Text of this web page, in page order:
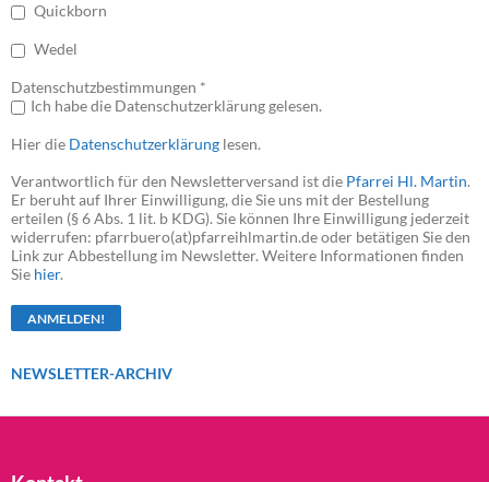
Quickborn
Wedel
Datenschutzbestimmungen *
Ich habe die Datenschutzerklärung gelesen.
Hier die Datenschutzerklärung lesen.
Verantwortlich für den Newsletterversand ist die Pfarrei Hl. Martin.
Er beruht auf Ihrer Einwilligung, die Sie uns mit der Bestellung
erteilen (§ 6 Abs. 1 lit. b KDG). Sie können Ihre Einwilligung jederzeit
widerrufen: pfarrbuero(at)pfarreihlmartin.de oder betätigen Sie den
Link zur Abbestellung im Newsletter. Weitere Informationen finden
Sie hier.
NEWSLETTER-ARCHIV